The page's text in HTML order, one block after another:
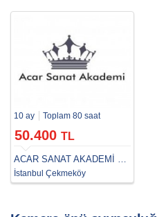
10 ay Toplam 80 saat
50.400 TL
ACAR SANAT AKADEMİ ÇEKMEKÖY
İstanbul Çekmeköy